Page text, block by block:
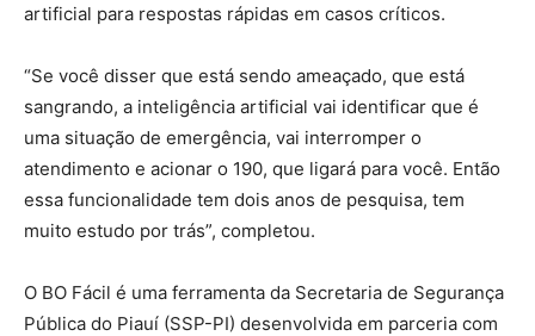
artificial para respostas rápidas em casos críticos.
“Se você disser que está sendo ameaçado, que está
sangrando, a inteligência artificial vai identificar que é
uma situação de emergência, vai interromper o
atendimento e acionar o 190, que ligará para você. Então
essa funcionalidade tem dois anos de pesquisa, tem
muito estudo por trás”, completou.
O BO Fácil é uma ferramenta da Secretaria de Segurança
Pública do Piauí (SSP-PI) desenvolvida em parceria com